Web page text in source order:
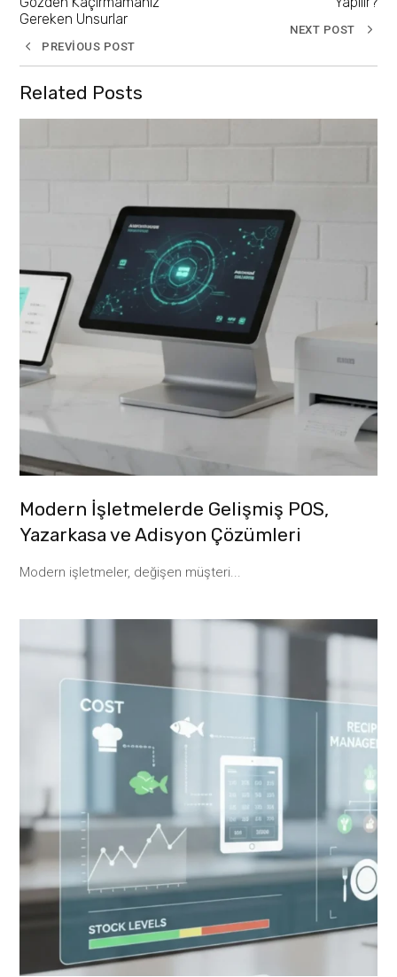
Gereken Unsurlar
PREVIOUS POST
NEXT POST
Related Posts
Modern İşletmelerde Gelişmiş POS,
Yazarkasa ve Adisyon Çözümleri
Modern işletmeler, değişen müşteri...